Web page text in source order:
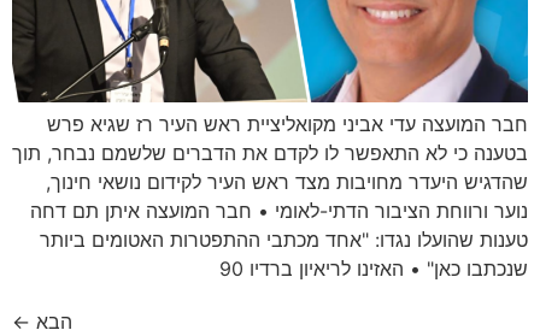
חבר המועצה עדי אביני מקואליציית ראש העיר רז שגיא פרש
בטענה כי לא התאפשר לו לקדם את הדברים שלשמם נבחר, תוך
שהדגיש היעדר מחויבות מצד ראש העיר לקידום נושאי חינוך,
נוער ורווחת הציבור הדתי-לאומי • חבר המועצה איתן תם דחה
טענות שהועלו נגדו: "אחד מכתבי ההתפטרות האטומים ביותר
שנכתבו כאן" • האזינו לריאיון ברדיו 90
הבא ←